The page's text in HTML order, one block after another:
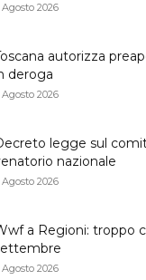
Agosto 2026
autorizza
deroga
Agosto 2026
legge sul
nazionale
Agosto 2026
a Regioni: troppo
Agosto 2026